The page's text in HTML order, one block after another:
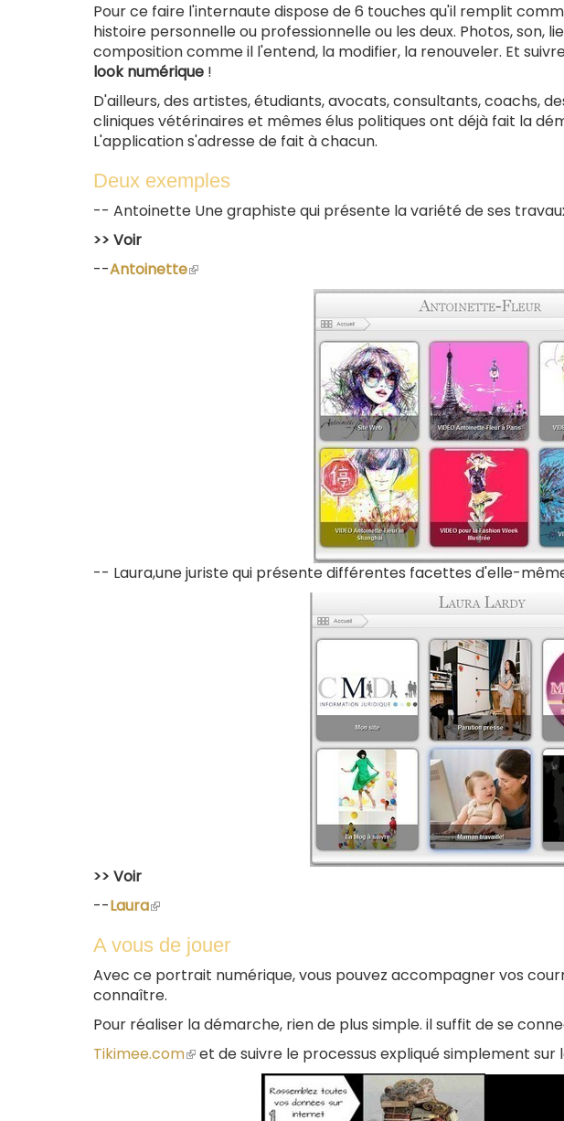
Pour ce faire l'internaute dispose de 6 touches qu'il remplit
histoire personnelle ou professionnelle ou les deux. Photos, son,
composition comme il l'entend, la modifier, la renouveler. Et
look numérique !
D'ailleurs, des artistes, étudiants, avocats, consultants, coachs,
cliniques vétérinaires et mêmes élus politiques ont déjà fait la
L'application s'adresse de fait à chacun.
Deux exemples
-- Antoinette Une graphiste qui présente la variété de ses
>> Voir
--Antoinette(le
-- Laura,une juriste qui présente différentes facettes d'elle-
>> Voir
--Laura(le
est
externe)
A vous de jouer
Avec ce portrait numérique, vous pouvez accompagner vos
connaître.
Pour réaliser la démarche, rien de plus simple. il suffit de se
Tikimee.com(leet de suivre le processus expliqué simplement sur